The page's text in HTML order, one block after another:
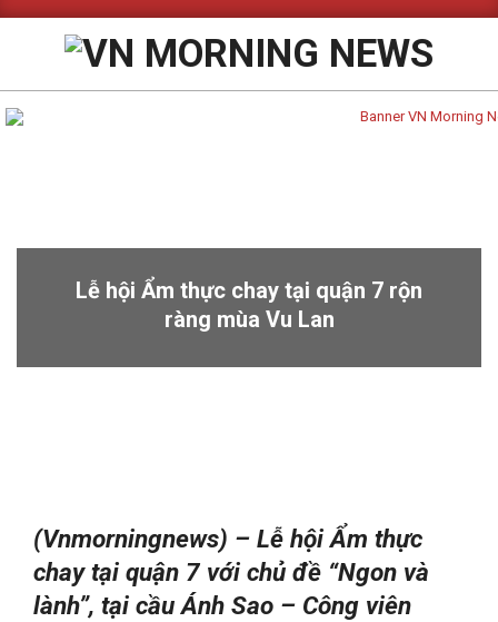
Skip
Lễ hội Ẩm thực chay tại quận 7 rộn
ràng mùa Vu Lan
(Vnmorningnews) – Lễ hội Ẩm thực
chay tại quận 7 với chủ đề “Ngon và
lành”, tại cầu Ánh Sao – Công viên